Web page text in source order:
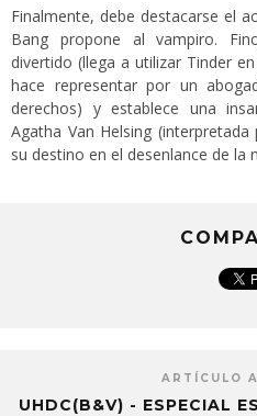
Finalmente, debe destacarse el
Bang propone al vampiro.
divertido (llega a utilizar Tinder
hace representar por un
derechos) y establece una
Agatha Van Helsing
su destino en el desenlance de la
ARTÍCULO
UHDC(B&V) - ESPECIAL